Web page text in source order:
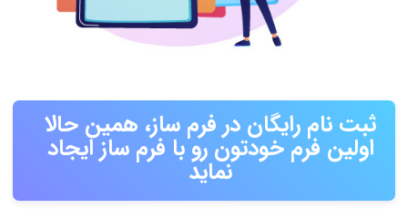
ثبت نام رایگان در فرم ساز، همین حالا
اولین فرم خودتون رو با فرم ساز ایجاد
نماید